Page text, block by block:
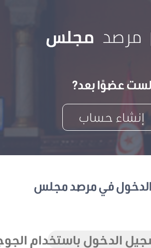
عضوًا بعد?
حساب
في مرصد مجلس
الدخول باستخدام الجوجل